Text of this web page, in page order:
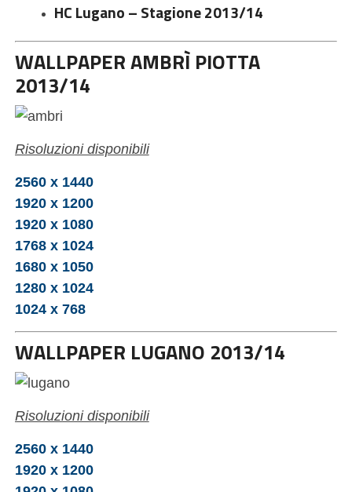
HC Lugano – Stagione 2013/14
WALLPAPER AMBRÌ PIOTTA
2013/14
Risoluzioni disponibili
2560 x 1440
1920 x 1200
1920 x 1080
1768 x 1024
1680 x 1050
1280 x 1024
1024 x 768
WALLPAPER LUGANO 2013/14
Risoluzioni disponibili
2560 x 1440
1920 x 1200